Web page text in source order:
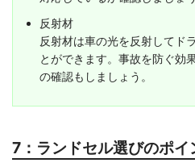
反射材
反射材は車の光を反射してド
とができます。事故を防ぐ効
の確認もしましょう。
7：ランドセル選びのポ